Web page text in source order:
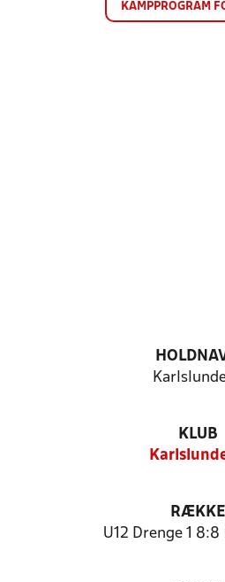
KAMPPROGRAM
KLUB
RÆKKE
U12 Drenge 1